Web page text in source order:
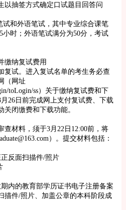
以抽签方式确定口试题目回答问
和外语笔试，其中专业综合课笔
小时；外语笔试满分为50分，考试
纳复试费用
试。进入复试名单的考生务必查
（网址
toLogin/ss）关于缴纳复试费和下
26日前完成网上支付复试费、下载
闭缴费和下载功能。
材料，须于3月22日12:00前，将
）。提交材料包括：
反面扫描件/照片
的教育部学历证书电子注册备案
描件/照片、加盖公章的本科阶段成